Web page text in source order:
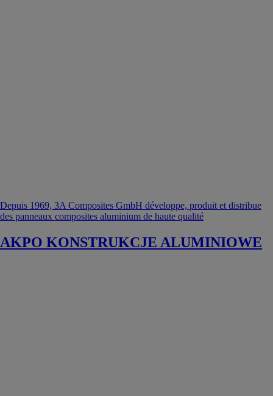
Depuis 1969, 3A Composites GmbH développe, produit et distribue
des panneaux composites aluminium de haute qualité
AKPO KONSTRUKCJE ALUMINIOWE